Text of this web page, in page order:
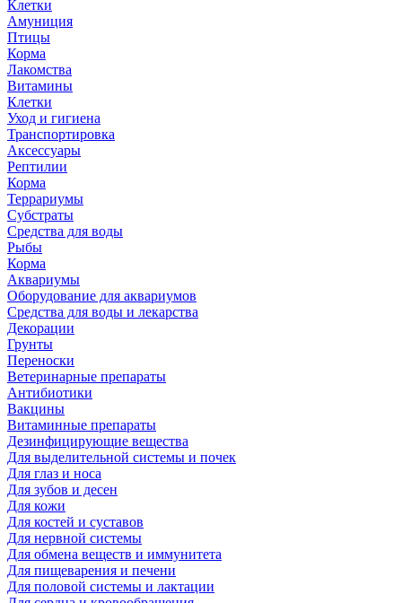
Клетки
Амуниция
Птицы
Корма
Лакомства
Витамины
Клетки
Уход и гигиена
Транспортировка
Аксессуары
Рептилии
Корма
Террариумы
Субстраты
Средства для воды
Рыбы
Корма
Аквариумы
Оборудование для аквариумов
Средства для воды и лекарства
Декорации
Грунты
Переноски
Ветеринарные препараты
Антибиотики
Вакцины
Витаминные препараты
Дезинфицирующие вещества
Для выделительной системы и почек
Для глаз и носа
Для зубов и десен
Для кожи
Для костей и суставов
Для нервной системы
Для обмена веществ и иммунитета
Для пищеварения и печени
Для половой системы и лактации